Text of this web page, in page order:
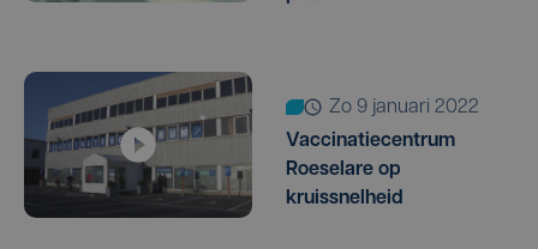
zo 9 januari 2022
Vaccinatiecentrum
Roeselare op
kruissnelheid